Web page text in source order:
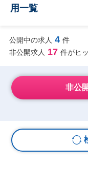
用一覧
公開中の求人 4 件
非公開求人 17 件がヒ
非公